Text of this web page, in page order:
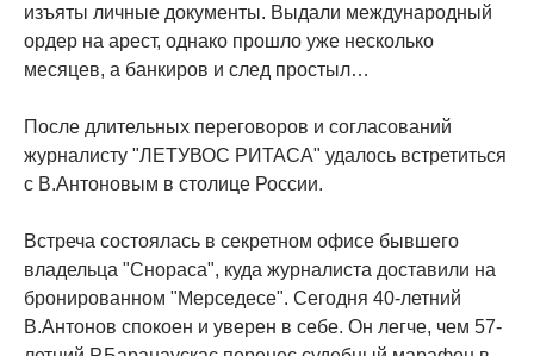
изъяты личные документы. Выдали международный
ордер на арест, однако прошло уже несколько
месяцев, а банкиров и след простыл…
После длительных переговоров и согласований
журналисту "ЛЕТУВОС РИТАСА" удалось встретиться
с В.Антоновым в столице России.
Встреча состоялась в секретном офисе бывшего
владельца "Снораса", куда журналиста доставили на
бронированном "Мерседесе". Сегодня 40-летний
В.Антонов спокоен и уверен в себе. Он легче, чем 57-